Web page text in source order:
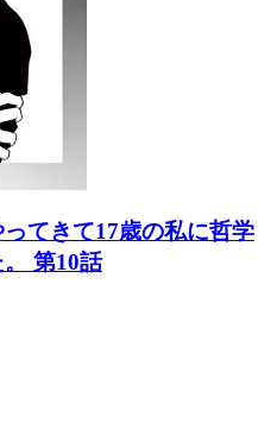
てきて17歳の私に哲学
第10話